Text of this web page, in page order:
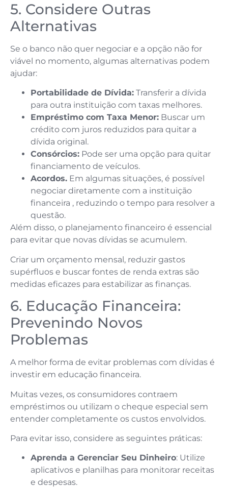
5. Considere Outras
Alternativas
Se o banco não quer negociar e a opção não for
viável no momento, algumas alternativas podem
ajudar:
Portabilidade de Dívida: Transferir a dívida
para outra instituição com taxas melhores.
Empréstimo com Taxa Menor: Buscar um
crédito com juros reduzidos para quitar a
dívida original.
Consórcios: Pode ser uma opção para quitar
financiamento de veículos.
Acordos. Em algumas situações, é possível
negociar diretamente com a instituição
financeira , reduzindo o tempo para resolver a
questão.
Além disso, o planejamento financeiro é essencial
para evitar que novas dívidas se acumulem.
Criar um orçamento mensal, reduzir gastos
supérfluos e buscar fontes de renda extras são
medidas eficazes para estabilizar as finanças.
6. Educação Financeira:
Prevenindo Novos
Problemas
A melhor forma de evitar problemas com dívidas é
investir em educação financeira.
Muitas vezes, os consumidores contraem
empréstimos ou utilizam o cheque especial sem
entender completamente os custos envolvidos.
Para evitar isso, considere as seguintes práticas:
Aprenda a Gerenciar Seu Dinheiro: Utilize
aplicativos e planilhas para monitorar receitas
e despesas.